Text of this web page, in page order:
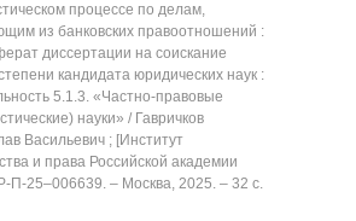
процессе по делам,
из банковских правоотношений :
диссертации на соискание
кандидата юридических наук :
5.1.3. «Частно-правовые
науки» / Гавричков
Васильевич ; [Институт
и права Российской академии
П-25‒006639. ‒ Москва, 2025. ‒ 32 с.